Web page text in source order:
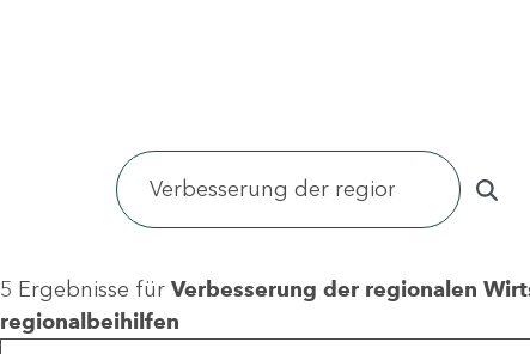
5 Ergebnisse für Verbesserung der regionalen
regionalbeihilfen